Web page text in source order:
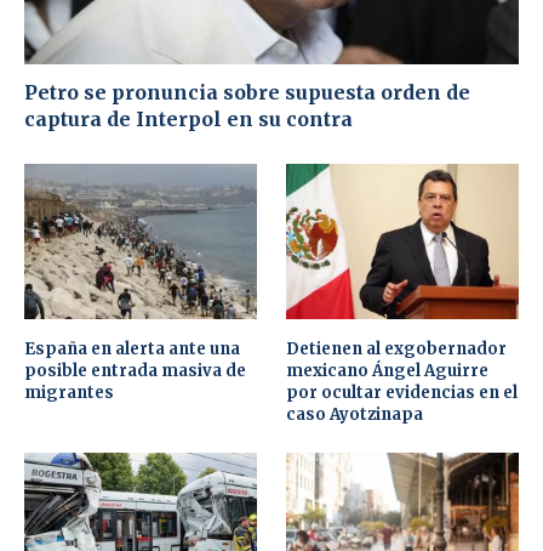
Petro se pronuncia sobre supuesta orden de
captura de Interpol en su contra
España en alerta ante una
posible entrada masiva de
migrantes
Detienen al exgobernador
mexicano Ángel Aguirre
por ocultar evidencias en el
caso Ayotzinapa